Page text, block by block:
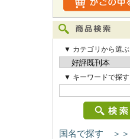
▼ カテゴリから選ぶ
▼ キーワードで探す
国名で探す ＞＞